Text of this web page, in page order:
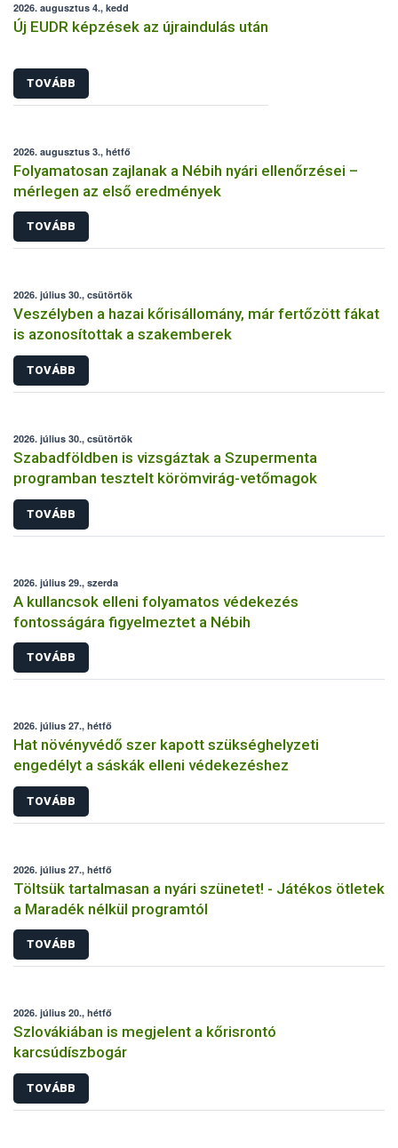
2026. augusztus 4., kedd
Új EUDR képzések az újraindulás után
TOVÁBB
2026. augusztus 3., hétfő
Folyamatosan zajlanak a Nébih nyári ellenőrzései –
mérlegen az első eredmények
TOVÁBB
2026. július 30., csütörtök
Veszélyben a hazai kőrisállomány, már fertőzött fákat
is azonosítottak a szakemberek
TOVÁBB
2026. július 30., csütörtök
Szabadföldben is vizsgáztak a Szupermenta
programban tesztelt körömvirág-vetőmagok
TOVÁBB
2026. július 29., szerda
A kullancsok elleni folyamatos védekezés
fontosságára figyelmeztet a Nébih
TOVÁBB
2026. július 27., hétfő
Hat növényvédő szer kapott szükséghelyzeti
engedélyt a sáskák elleni védekezéshez
TOVÁBB
2026. július 27., hétfő
Töltsük tartalmasan a nyári szünetet! - Játékos ötletek
a Maradék nélkül programtól
TOVÁBB
2026. július 20., hétfő
Szlovákiában is megjelent a kőrisrontó
karcsúdíszbogár
TOVÁBB